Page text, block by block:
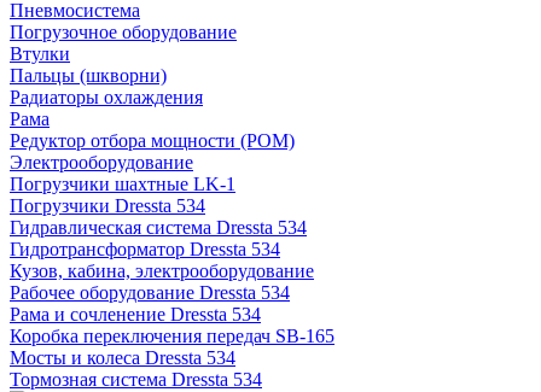
Пневмосистема
Погрузочное оборудование
Втулки
Пальцы (шкворни)
Радиаторы охлаждения
Рама
Редуктор отбора мощности (РОМ)
Электрооборудование
Погрузчики шахтные LK-1
Погрузчики Dressta 534
Гидравлическая система Dressta 534
Гидротрансформатор Dressta 534
Кузов, кабина, электрооборудование
Рабочее оборудование Dressta 534
Рама и сочленение Dressta 534
Коробка переключения передач SB-165
Мосты и колеса Dressta 534
Тормозная система Dressta 534